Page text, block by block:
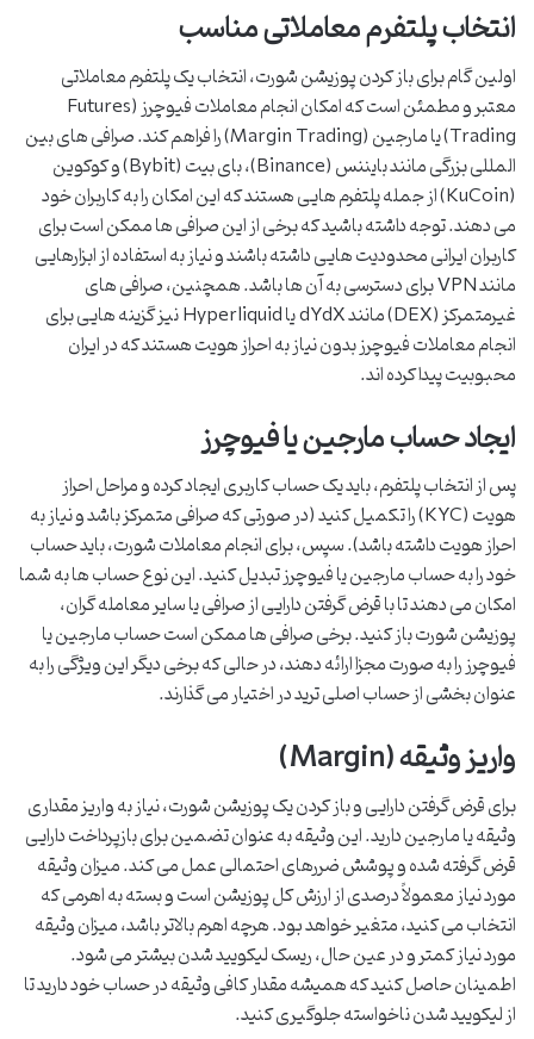
انتخاب پلتفرم معاملاتی مناسب
اولین گام برای باز کردن پوزیشن شورت، انتخاب یک پلتفرم معاملاتی
معتبر و مطمئن است که امکان انجام معاملات فیوچرز (Futures
Trading) یا مارجین (Margin Trading) را فراهم کند. صرافی های بین
المللی بزرگی مانند بایننس (Binance)، بای بیت (Bybit) و کوکوین
(KuCoin) از جمله پلتفرم هایی هستند که این امکان را به کاربران خود
می دهند. توجه داشته باشید که برخی از این صرافی ها ممکن است برای
کاربران ایرانی محدودیت هایی داشته باشند و نیاز به استفاده از ابزارهایی
مانند VPN برای دسترسی به آن ها باشد. همچنین، صرافی های
غیرمتمرکز (DEX) مانند dYdX یا Hyperliquid نیز گزینه هایی برای
انجام معاملات فیوچرز بدون نیاز به احراز هویت هستند که در ایران
محبوبیت پیدا کرده اند.
ایجاد حساب مارجین یا فیوچرز
پس از انتخاب پلتفرم، باید یک حساب کاربری ایجاد کرده و مراحل احراز
هویت (KYC) را تکمیل کنید (در صورتی که صرافی متمرکز باشد و نیاز به
احراز هویت داشته باشد). سپس، برای انجام معاملات شورت، باید حساب
خود را به حساب مارجین یا فیوچرز تبدیل کنید. این نوع حساب ها به شما
امکان می دهند تا با قرض گرفتن دارایی از صرافی یا سایر معامله گران،
پوزیشن شورت باز کنید. برخی صرافی ها ممکن است حساب مارجین یا
فیوچرز را به صورت مجزا ارائه دهند، در حالی که برخی دیگر این ویژگی را به
عنوان بخشی از حساب اصلی ترید در اختیار می گذارند.
واریز وثیقه (Margin)
برای قرض گرفتن دارایی و باز کردن یک پوزیشن شورت، نیاز به واریز مقداری
وثیقه یا مارجین دارید. این وثیقه به عنوان تضمین برای بازپرداخت دارایی
قرض گرفته شده و پوشش ضررهای احتمالی عمل می کند. میزان وثیقه
مورد نیاز معمولاً درصدی از ارزش کل پوزیشن است و بسته به اهرمی که
انتخاب می کنید، متغیر خواهد بود. هرچه اهرم بالاتر باشد، میزان وثیقه
مورد نیاز کمتر و در عین حال، ریسک لیکویید شدن بیشتر می شود.
اطمینان حاصل کنید که همیشه مقدار کافی وثیقه در حساب خود دارید تا
از لیکویید شدن ناخواسته جلوگیری کنید.